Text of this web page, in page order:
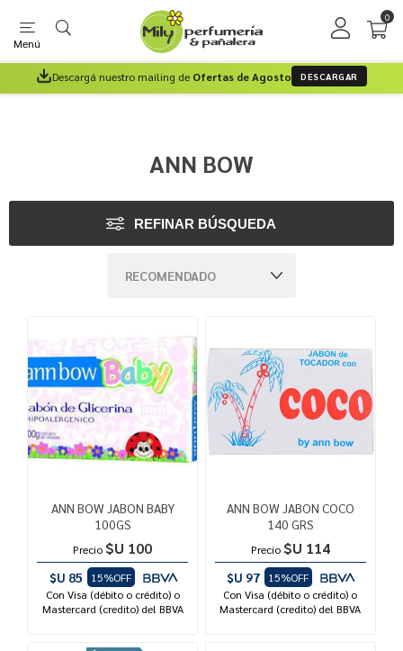
Menú
0
Descargá nuestro mailing de Ofertas de Agosto DESCARGAR
ANN BOW
REFINAR BÚSQUEDA
ANN BOW JABON BABY
100GS
Precio $U 100
$U 85
15%OFF
Con Visa (débito o crédito) o
Mastercard (credito) del BBVA
ANN BOW JABON COCO
140 GRS
Precio $U 114
$U 97
15%OFF
Con Visa (débito o crédito) o
Mastercard (credito) del BBVA